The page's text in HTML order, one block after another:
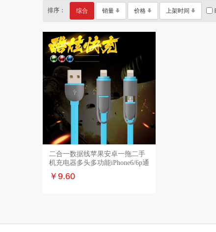
排序： 综合 销量 价格 上架时间
加入购物车
二合一数据线苹果安卓一拖二手
机充电器多头多功能iPhone6/6p通
用
￥9.60